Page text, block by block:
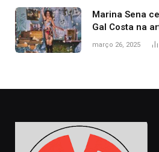
Marina Sena
Gal Costa na
naturais’
março 26, 2025